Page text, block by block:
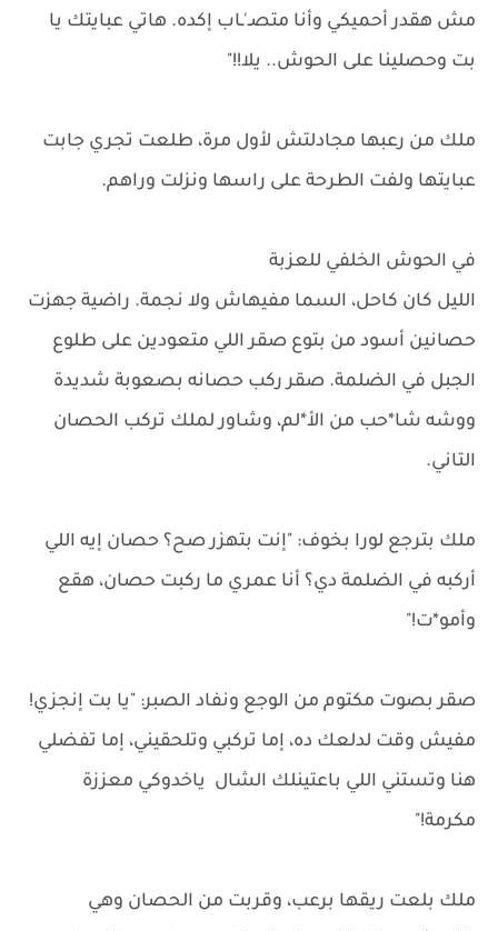
مش هقدر أحميكي وأنا متصـ'ـاب إكده. هاتي عبايتك يا
بت وحصلينا على الحوش.. يلا!!"
ملك من رعبها مجادلتش لأول مرة، طلعت تجري جابت
عبايتها ولفت الطرحة على راسها ونزلت وراهم.
في الحوش الخلفي للعزبة
الليل كان كاحل، السما مفيهاش ولا نجمة. راضية جهزت
حصانين أسود من بتوع صقر اللي متعودين على طلوع
الجبل في الضلمة. صقر ركب حصانه بصعوبة شديدة
ووشه شا*حب من الأ*لم، وشاور لملك تركب الحصان
التاني.
ملك بترجع لورا بخوف: "إنت بتهزر صح؟ حصان إيه اللي
أركبه في الضلمة دي؟ أنا عمري ما ركبت حصان، هقع
وأمو*ت!"
صقر بصوت مكتوم من الوجع ونفاد الصبر: "يا بت إنجزي!
مفيش وقت لدلعك ده، إما تركبي وتلحقيني، إما تفضلي
هنا وتستني اللي باعتينلك الشال ياخدوكي معززة
مكرمة!"
ملك بلعت ريقها برعب، وقربت من الحصان وهي